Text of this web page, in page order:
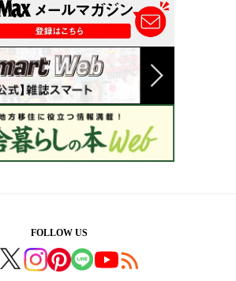
FOLLOW US